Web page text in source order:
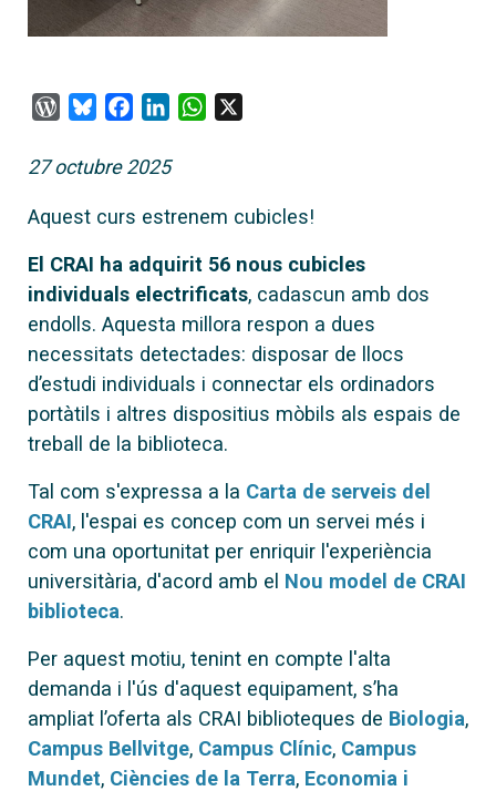
WordPress
BlueskyFacebook
LinkedInWhatsApp
27 octubre 2025
Aquest curs estrenem cubicles!
El CRAI ha adquirit 56 nous cubicles
individuals electrificats, cadascun amb dos
endolls. Aquesta millora respon a dues
necessitats detectades: disposar de llocs
d’estudi individuals i connectar els ordinadors
portàtils i altres dispositius mòbils als espais de
treball de la biblioteca.
Tal com s'expressa a la Carta de serveis del
CRAI, l'espai es concep com un servei més i
com una oportunitat per enriquir l'experiència
universitària, d'acord amb el Nou model de CRAI
biblioteca.
Per aquest motiu, tenint en compte l'alta
demanda i l'ús d'aquest equipament, s’ha
ampliat l’oferta als CRAI biblioteques de Biologia,
Campus Bellvitge, Campus Clínic, Campus
Mundet, Ciències de la Terra, Economia i